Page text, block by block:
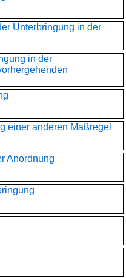
Unterbringung in der
in der
einer anderen Maßregel
Anordnung